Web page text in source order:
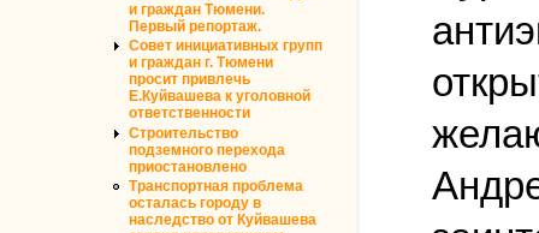
и граждан Тюмени.
Первый репортаж.
Совет инициативных групп
и граждан г. Тюмени
просит привлечь
Е.Куйвашева к уголовной
ответственности
Строительство
подземного перехода
приостановлено
Транспортная проблема
осталась городу в
наследство от Куйвашева